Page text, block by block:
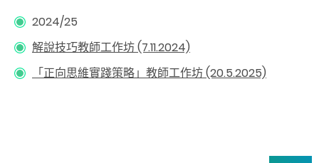
2024/25
解說技巧教師工作坊 (7.11.2024)
「正向思維實踐策略」教師工作坊 (20.5.2025)